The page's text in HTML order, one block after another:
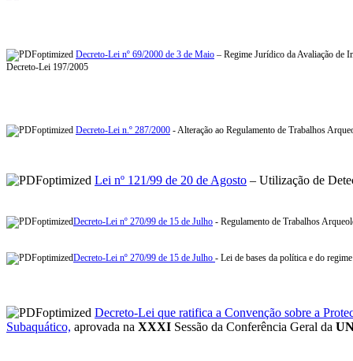
Decreto-Lei nº 69/2000 de 3 de Maio – Regime Jurídico da Avaliação de
Decreto-Lei 197/2005
Decreto-Lei n.º 287/2000 - Alteração ao Regulamento de Trabalhos
Lei nº 121/99 de 20 de Agosto – Utilização de
Decreto-Lei nº 270/99 de 15 de Julho - Regulamento de Trabalhos
Decreto-Lei nº 270/99 de 15 de Julho - Lei de bases da política e do
Decreto-Lei que ratifica a Convenção sobre a
Subaquático, aprovada na XXXI Sessão da Conferência Geral da